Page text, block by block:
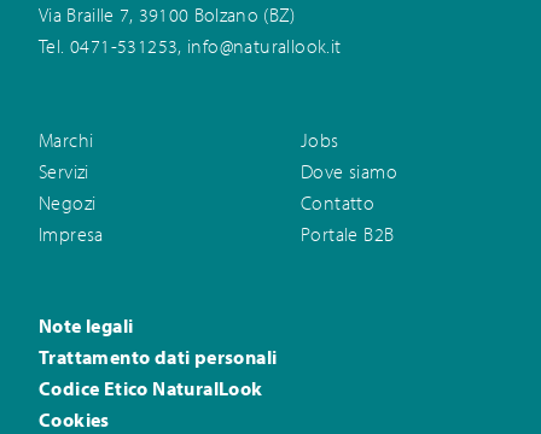
Marchi
Servizi
Negozi
Impresa
Jobs
Dove siamo
Contatto
Portale B2B
Note legali
Trattamento dati personali
Codice Etico NaturalLook
Cookies
Via Braille 7, 39100 Bolzano (BZ)
Tel. 0471-531253, info@naturallook.it